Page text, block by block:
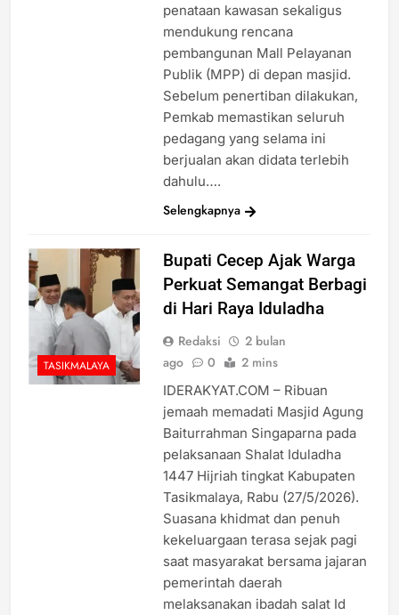
penataan kawasan sekaligus
mendukung rencana
pembangunan Mall Pelayanan
Publik (MPP) di depan masjid.
Sebelum penertiban dilakukan,
Pemkab memastikan seluruh
pedagang yang selama ini
berjualan akan didata terlebih
dahulu….
Selengkapnya
TASIKMALAYA
Bupati Cecep Ajak Warga
Perkuat Semangat Berbagi
di Hari Raya Iduladha
Redaksi
2 bulan
ago
0 2 mins
IDERAKYAT.COM – Ribuan
jemaah memadati Masjid Agung
Baiturrahman Singaparna pada
pelaksanaan Shalat Iduladha
1447 Hijriah tingkat Kabupaten
Tasikmalaya, Rabu (27/5/2026).
Suasana khidmat dan penuh
kekeluargaan terasa sejak pagi
saat masyarakat bersama jajaran
pemerintah daerah
melaksanakan ibadah salat Id